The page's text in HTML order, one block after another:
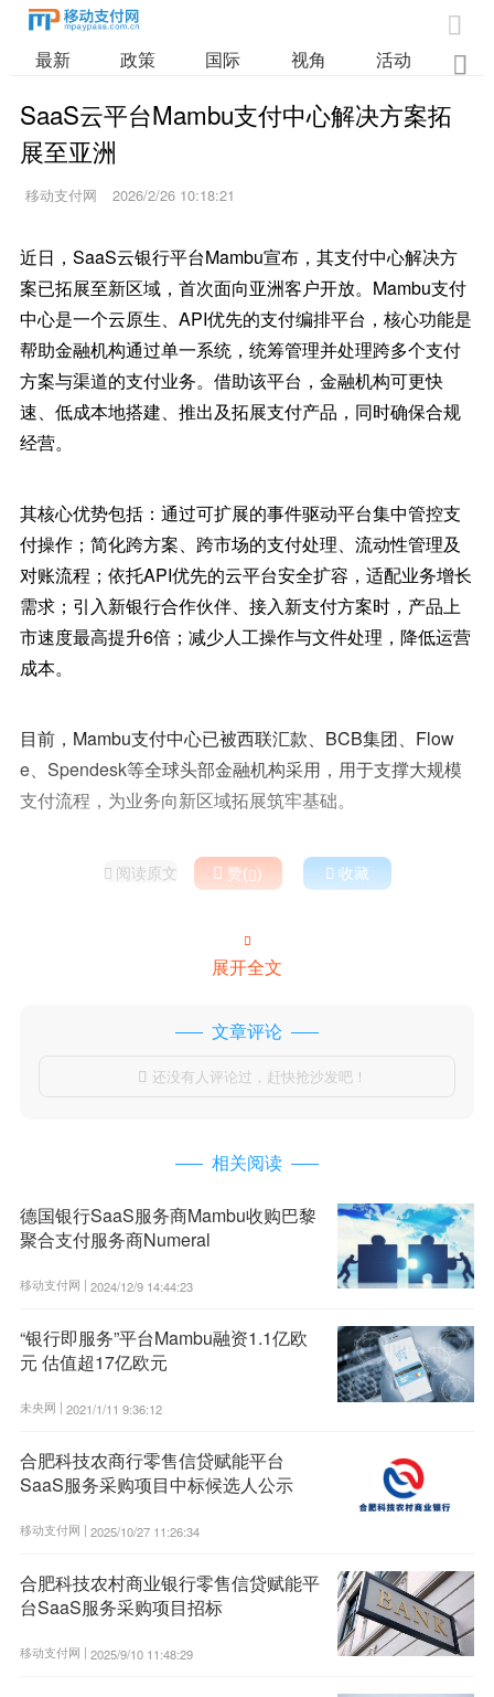

最新 政策 国际 视角 活动 业

SaaS云平台Mambu支付中心解决方案拓
展至亚洲
移动支付网 2026/2/26 10:18:21
近日，SaaS云银行平台Mambu宣布，其支付中心解决方
案已拓展至新区域，首次面向亚洲客户开放。Mambu支付
中心是一个云原生、API优先的支付编排平台，核心功能是
帮助金融机构通过单一系统，统筹管理并处理跨多个支付
方案与渠道的支付业务。借助该平台，金融机构可更快
速、低成本地搭建、推出及拓展支付产品，同时确保合规
经营。
其核心优势包括：通过可扩展的事件驱动平台集中管控支
付操作；简化跨方案、跨市场的支付处理、流动性管理及
对账流程；依托API优先的云平台安全扩容，适配业务增长
需求；引入新银行合作伙伴、接入新支付方案时，产品上
市速度最高提升6倍；减少人工操作与文件处理，降低运营
成本。
目前，Mambu支付中心已被西联汇款、BCB集团、Flow
e、Spendesk等全球头部金融机构采用，用于支撑大规模
支付流程，为业务向新区域拓展筑牢基础。
 阅读原文  赞()  收藏

展开全文
文章评论
 还没有人评论过，赶快抢沙发吧！
相关阅读
德国银行SaaS服务商Mambu收购巴黎
聚合支付服务商Numeral
移动支付网 | 2024/12/9 14:44:23
“银行即服务”平台Mambu融资1.1亿欧
元 估值超17亿欧元
未央网 | 2021/1/11 9:36:12
合肥科技农商行零售信贷赋能平台
SaaS服务采购项目中标候选人公示
移动支付网 | 2025/10/27 11:26:34
合肥科技农村商业银行零售信贷赋能平
台SaaS服务采购项目招标
移动支付网 | 2025/9/10 11:48:29